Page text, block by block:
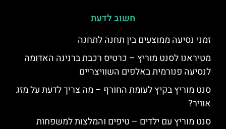
חשוב לדעת
זמני נסיעה ממוצעים בין תחנה לתחנה
מטיראנו לסנט מוריץ – כרטיס רכבת ברנינה האדומה
לנסיעה פנורמית באלפים השוויצריים
סנט מוריץ בקיץ לעומת החורף – מה צריך לדעת על מזג
אוויר?
סנט מוריץ עם ילדים – טיפים והמלצות למשפחות